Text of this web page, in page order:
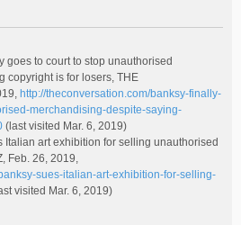
goes to court to stop unauthorised
copyright is for losers, THE
http://theconversation.com/banksy-finally-
merchandising-despite-saying-
(last visited Mar. 6, 2019)
Italian art exhibition for selling unauthorised
Feb. 26, 2019,
sues-italian-art-exhibition-for-selling-
visited Mar. 6, 2019)